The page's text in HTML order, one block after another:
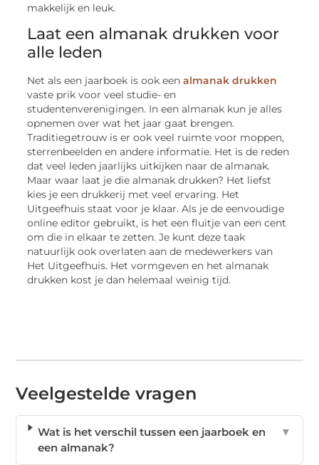
makkelijk en leuk.
Laat een almanak drukken voor
alle leden
Net als een jaarboek is ook eenalmanak drukken
vaste prik voor veel studie- en
studentenverenigingen. In een almanak kun je alles
opnemen over wat het jaar gaat brengen.
Traditiegetrouw is er ook veel ruimte voor moppen,
sterrenbeelden en andere informatie. Het is de reden
dat veel leden jaarlijks uitkijken naar de almanak.
Maar waar laat je die almanak drukken? Het liefst
kies je een drukkerij met veel ervaring. Het
Uitgeefhuis staat voor je klaar. Als je de eenvoudige
online editor gebruikt, is het een fluitje van een cent
om die in elkaar te zetten. Je kunt deze taak
natuurlijk ook overlaten aan de medewerkers van
Het Uitgeefhuis. Het vormgeven en het almanak
drukken kost je dan helemaal weinig tijd.
Veelgestelde vragen
Wat is het verschil tussen een jaarboek en
een almanak?
▼